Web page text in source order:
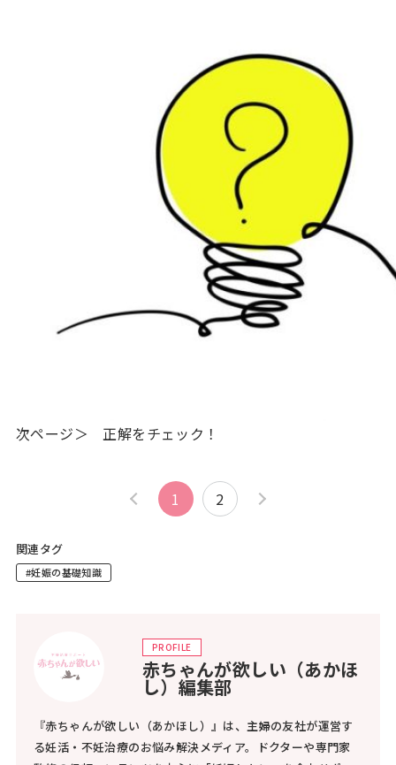
次ページ＞ 正解をチェック！
1 2
関連タグ
#妊娠の基礎知識
PROFILE
赤ちゃんが欲しい（あかほ
し）編集部
『赤ちゃんが欲しい（あかほし）』は、主婦の友社が運営す
る妊活・不妊治療のお悩み解決メディア。ドクターや専門家